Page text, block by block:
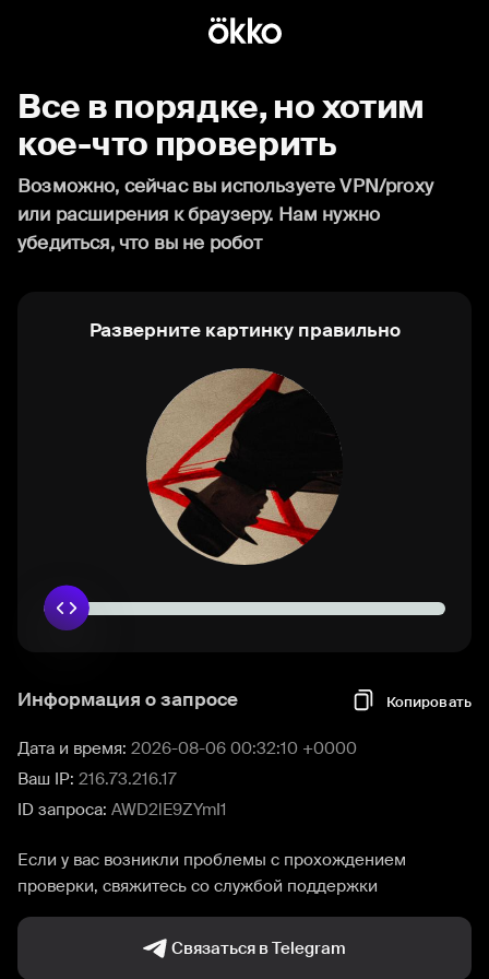
Все в порядке, но хотим
кое-что проверить
Возможно, сейчас вы используете VPN/proxy
или расширения к браузеру. Нам нужно
убедиться, что вы не робот
Разверните картинку правильно
Информация о запросе Копировать
Дата и время: 2026-08-06 00:32:10 +0000
Ваш IP: 216.73.216.17
ID запроса: AWD2lE9ZYmI1
Если у вас возникли проблемы с прохождением
проверки, свяжитесь со службой поддержки
Связаться в Telegram